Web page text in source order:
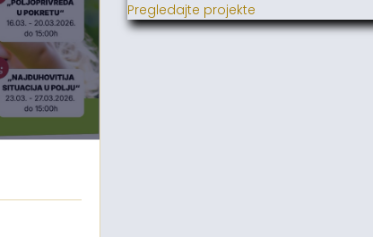
Pregledajte projekte